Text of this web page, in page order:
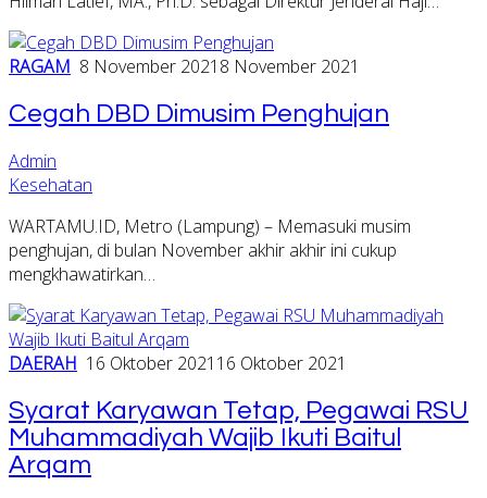
RAGAM 8 November 2021 8 November 2021
Cegah DBD Dimusim Penghujan
Admin
Kesehatan
WARTAMU.ID, Metro (Lampung) – Memasuki musim
penghujan, di bulan November akhir akhir ini cukup
mengkhawatirkan…
DAERAH 16 Oktober 2021 16 Oktober 2021
Syarat Karyawan Tetap, Pegawai RSU
Muhammadiyah Wajib Ikuti Baitul
Arqam